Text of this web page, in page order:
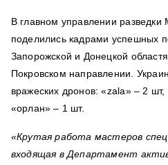
В главном управлении
поделились кадрами успешных
Запорожской и Донецкой
Покровском направлении.
вражеских дронов: «zala» – 2
«орлан» – 1 шт.
«Крутая работа мастеров
входящая в Департамент